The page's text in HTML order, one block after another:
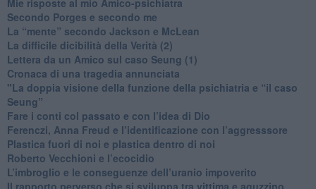
​Secondo Porges e secondo me
​La “mente” secondo Jackson e McLean
La difficile dicibilità della Verità (2)
​Lettera da un Amico sul caso Seung (1)
​Cronaca di una tragedia annunciata
"​La doppia visione della funzione della psichiatria e “il caso
Seung”
​Fare i conti col passato e con l’idea di Dio
​Ferenczi, Anna Freud e l’identificazione con l’aggresssore
Plastica fuori di noi e plastica dentro di noi
​Roberto Vecchioni e l’ecocidio
​L’imbroglio e le conseguenze dell’uranio impoverito
​Il rapporto perverso che si sviluppa tra vittima e aguzzino